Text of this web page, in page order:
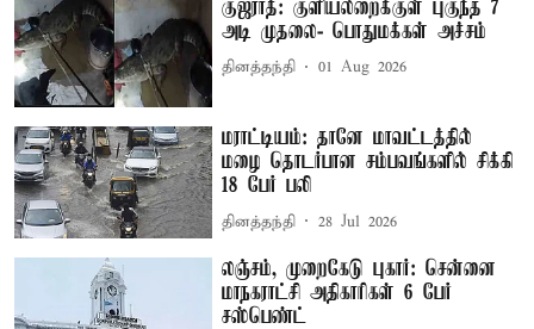
குஜராத்: குளியலறைக்குள் புகுந்த 7
அடி முதலை- பொதுமக்கள் அச்சம்
தினத்தந்தி 01 Aug 2026
மராட்டியம்: தானே மாவட்டத்தில்
மழை தொடர்பான சம்பவங்களில் சிக்கி
18 பேர் பலி
தினத்தந்தி 28 Jul 2026
லஞ்சம், முறைகேடு புகார்: சென்னை
மாநகராட்சி அதிகாரிகள் 6 பேர்
சஸ்பெண்ட்